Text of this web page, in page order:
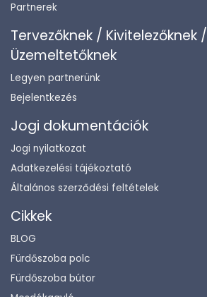
Partnerek
Tervezőknek / Kivitelezőknek /
Üzemeltetőknek
Legyen partnerünk
Bejelentkezés
Jogi dokumentációk
Jogi nyilatkozat
Adatkezelési tájékoztató
Általános szerződési feltételek
Cikkek
BLOG
Fürdőszoba polc
Fürdőszoba bútor